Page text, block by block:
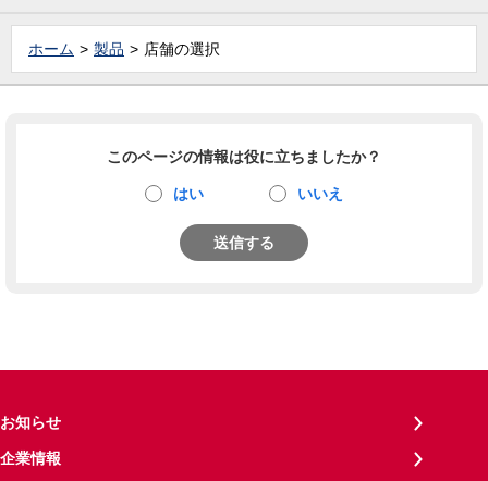
ホーム 製品 店舗の選択
このページの情報は役に立ちましたか？
はい いいえ
送信する
お知らせ
企業情報